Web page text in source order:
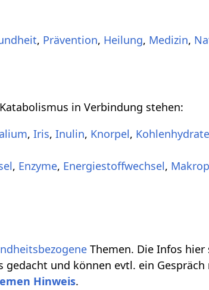
, Prävention, Heilung, Medizin,
in Verbindung stehen:
,Iris,Inulin, Knorpel, Kohlenhydrate
, Enzyme, Energiestoffwechsel,
Themen. Die Infos
gedacht und können evtl. ein
Hinweis.